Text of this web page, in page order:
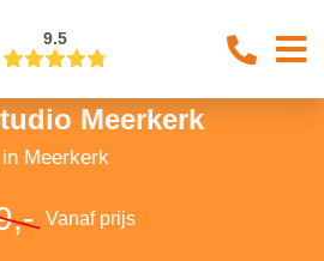
9.5
Meerkerk
in Meerkerk
Vanaf prijs